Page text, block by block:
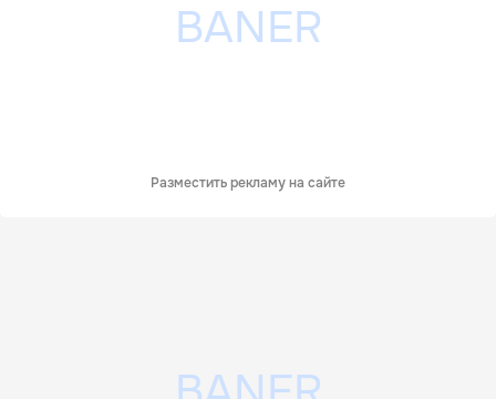
Разместить рекламу на сайте